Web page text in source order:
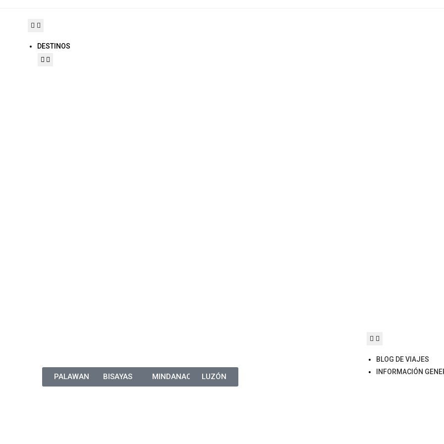
DESTINOS
PALAWAN BISAYAS MINDANAO LUZÓN
BLOG DE VIAJES
INFORMACIÓN